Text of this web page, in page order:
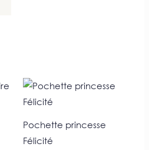
Pochette princesse
Félicité